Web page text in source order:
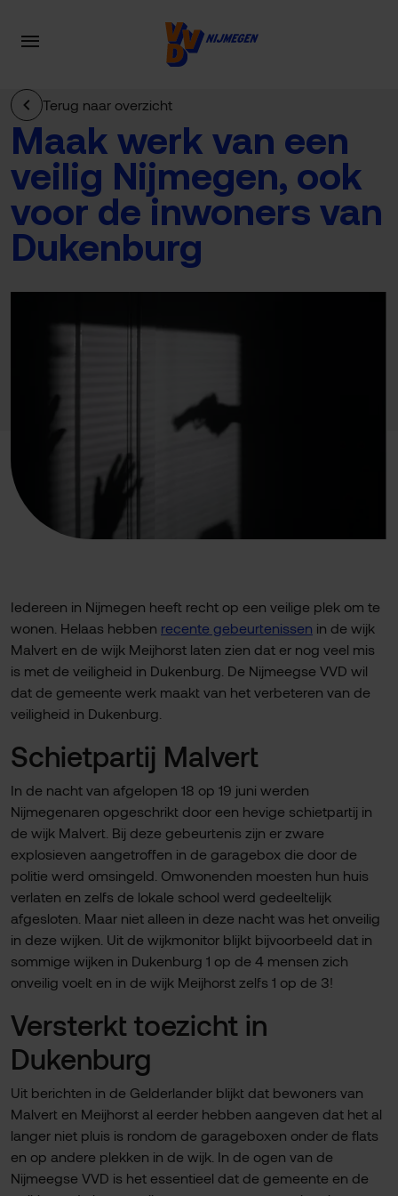
Terug naar overzicht
Maak werk van een
veilig Nijmegen, ook
voor de inwoners van
Dukenburg
Iedereen in Nijmegen heeft recht op een veilige plek om te
wonen. Helaas hebben recente gebeurtenissen in de wijk
Malvert en de wijk Meijhorst laten zien dat er nog veel mis
is met de veiligheid in Dukenburg. De Nijmeegse VVD wil
dat de gemeente werk maakt van het verbeteren van de
veiligheid in Dukenburg.
Schietpartij Malvert
In de nacht van afgelopen 18 op 19 juni werden
Nijmegenaren opgeschrikt door een hevige schietpartij in
de wijk Malvert. Bij deze gebeurtenis zijn er zware
explosieven aangetroffen in de garagebox die door de
politie werd omsingeld. Omwonenden moesten hun huis
verlaten en zelfs de lokale school werd gedeeltelijk
afgesloten. Maar niet alleen in deze nacht was het onveilig
in deze wijken. Uit de wijkmonitor blijkt bijvoorbeeld dat in
sommige wijken in Dukenburg 1 op de 4 mensen zich
onveilig voelt en in de wijk Meijhorst zelfs 1 op de 3!
Versterkt toezicht in
Dukenburg
Uit berichten in de Gelderlander blijkt dat bewoners van
Malvert en Meijhorst al eerder hebben aangeven dat het al
langer niet pluis is rondom de garageboxen onder de flats
en op andere plekken in de wijk. In de ogen van de
Nijmeegse VVD is het essentieel dat de gemeente en de